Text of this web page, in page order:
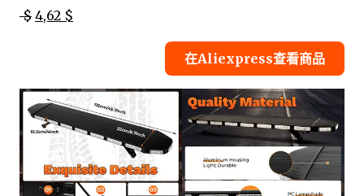
$ 4,62 $
在Aliexpress查看商品